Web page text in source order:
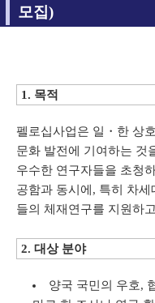
모집)
1. 목적
펠로십사업은 일・한 상
문화 발전에 기여하는 것
우수한 연구자들을 초청
공함과 동시에, 특히 차
들의 체재연구를 지원하
2. 대상 분야
양국 국민의 우호,